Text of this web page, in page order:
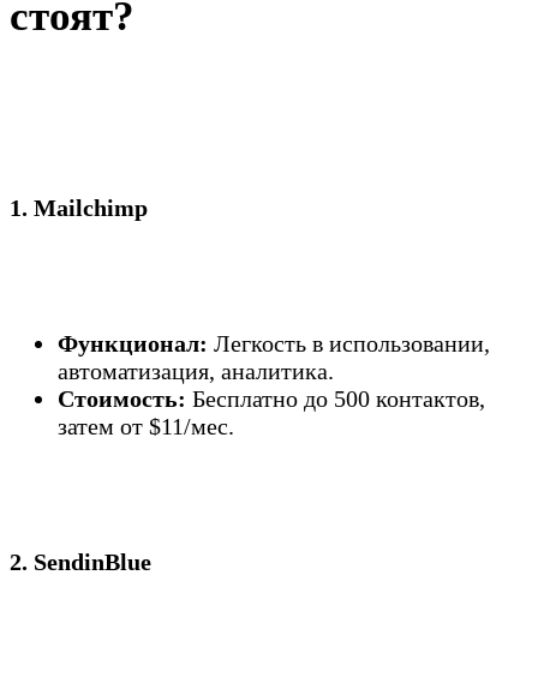
стоят?
1. Mailchimp
Функционал: Легкость в использовании,
автоматизация, аналитика.
Стоимость: Бесплатно до 500 контактов,
затем от $11/мес.
2. SendinBlue